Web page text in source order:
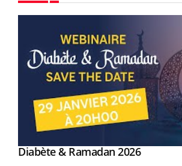
Youtube
Diabète & Ramadan 2026Youtube